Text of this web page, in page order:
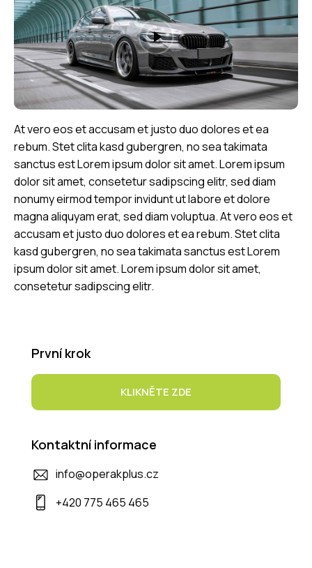
At vero eos et accusam et justo duo dolores et ea
rebum. Stet clita kasd gubergren, no sea takimata
sanctus est Lorem ipsum dolor sit amet. Lorem ipsum
dolor sit amet, consetetur sadipscing elitr, sed diam
nonumy eirmod tempor invidunt ut labore et dolore
magna aliquyam erat, sed diam voluptua. At vero eos et
accusam et justo duo dolores et ea rebum. Stet clita
kasd gubergren, no sea takimata sanctus est Lorem
ipsum dolor sit amet. Lorem ipsum dolor sit amet,
consetetur sadipscing elitr.
První krok
KLIKNĚTE ZDE
Kontaktní informace
info@operakplus.cz
+420 775 465 465